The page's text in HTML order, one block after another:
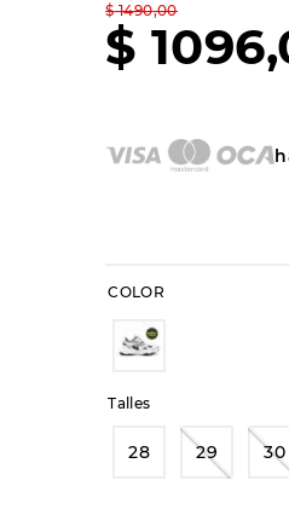
$ 1490,00
$ 1096,
COLOR
Talles
28 29 30